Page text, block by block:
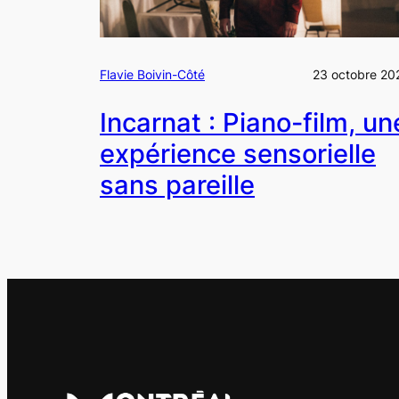
Flavie Boivin-Côté 23 octobre
Incarnat : Piano-film,
expérience sensorielle
sans pareille